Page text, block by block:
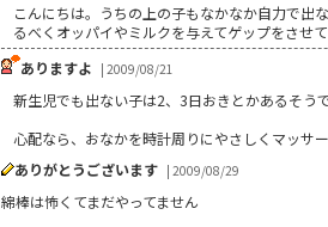
こんにちは。うちの上の子もなかなか自力で
るべくオッパイやミルクを与えてゲップをさせ
ありますよ | 2009/08/21
新生児でも出ない子は2、3日おきとかあるそうで
心配なら、おなかを時計周りにやさしくマッサ
ありがとうございます | 2009/08/29
綿棒は怖くてまだやってません